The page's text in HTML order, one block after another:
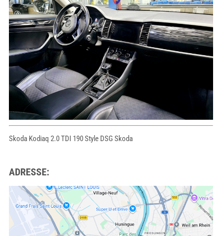
Skoda Kodiaq 2.0 TDI 190 Style DSG Skoda
ADRESSE: